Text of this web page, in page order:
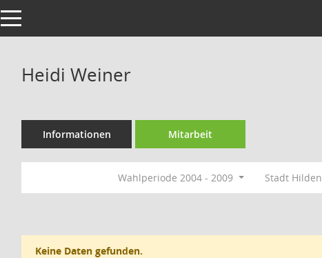
Toggle navigation
Heidi Weiner
Informationen Mitarbeit
Wahlperiode 2004 - 2009 Stadt Hilden
Keine Daten gefunden.